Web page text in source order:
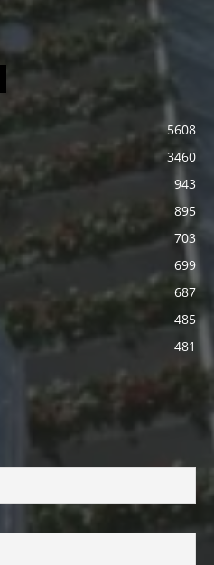
5608
3460
943
895
703
699
687
485
481